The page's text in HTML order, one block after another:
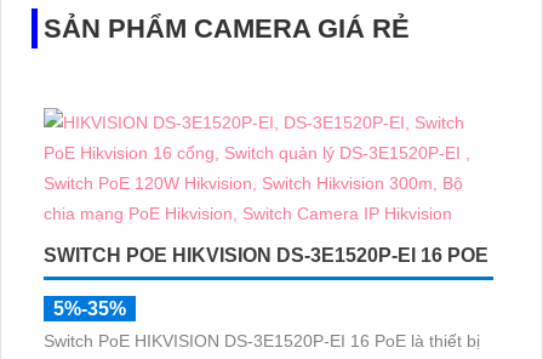
SẢN PHẨM CAMERA GIÁ RẺ
SWITCH POE HIKVISION DS-3E1520P-EI 16 POE
5%-35%
Switch PoE HIKVISION DS-3E1520P-EI 16 PoE là thiết bị